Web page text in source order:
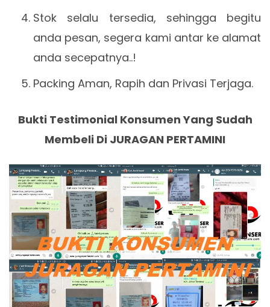
Stok selalu tersedia, sehingga begitu
anda pesan, segera kami antar ke alamat
anda secepatnya..!
Packing Aman, Rapih dan Privasi Terjaga.
Bukti Testimonial Konsumen Yang Sudah
Membeli Di JURAGAN PERTAMINI